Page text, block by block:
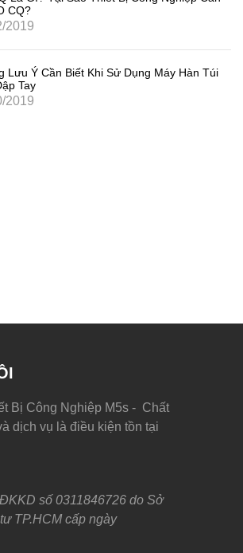
CQ?
2019
Lưu Ý Cần Biết Khi Sử Dụng Máy Hàn Túi
Tay
2019
Bị Công Nghiệp M5s - Chất
dịch vụ là điều kiện tồn tại
số 0311846726 do Sở
TP.HCM cấp ngày